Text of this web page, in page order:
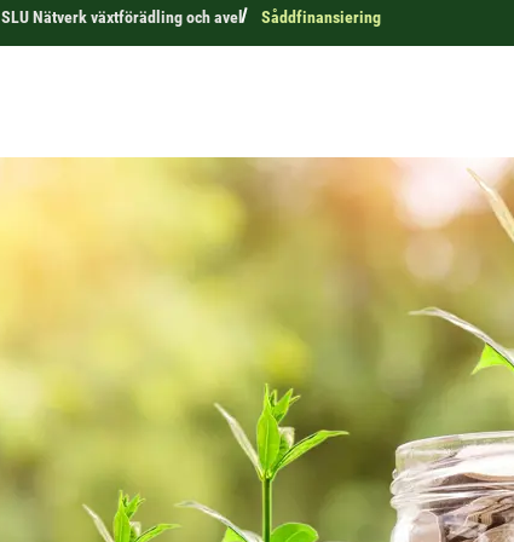
SLU Nätverk växtförädling och avel Såddfinansiering